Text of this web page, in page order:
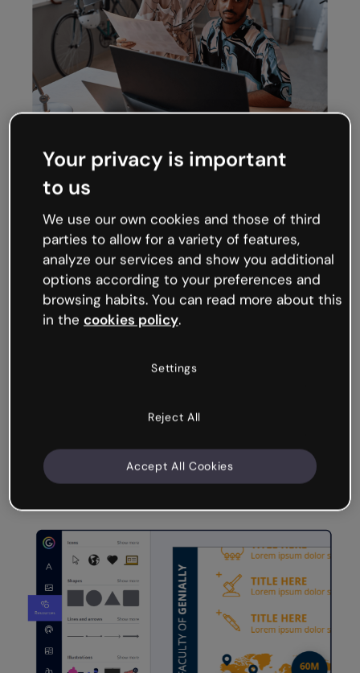
Interaktiv und digital
Kommunikation auch digital ist, ermöglichen
digitale Broschüren, deine Kommunikation an
soziale Netzwerke und Online-Plattformen
anzupassen.
Füge Links, Standorte, Bilder und jede andere
werden live aktualisiert, ohne den Link zu
Your privacy is important
to us
We use our own cookies and those of third
parties to allow for a variety of features,
analyze our services and show you additional
options according to your preferences and
browsing habits. You can read more about this
in the cookies policy.
Settings
Reject All
Accept All Cookies